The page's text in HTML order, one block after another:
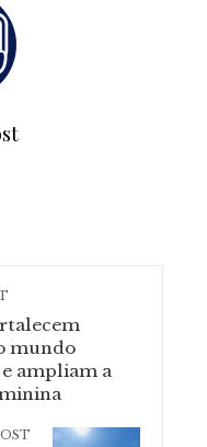
mundo
ampliam a